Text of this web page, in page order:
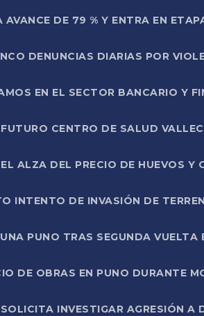
DE 79 % Y ENTRA EN
DENUNCIAS DIARIAS POR
EN EL SECTOR BANCARIO Y
CENTRO DE SALUD
ALZA DEL PRECIO DE HUEVOS Y
INTENTO DE INVASIÓN DE
PUNO TRAS SEGUNDA
DE OBRAS EN PUNO DURANTE
INVESTIGAR AGRESIÓN A